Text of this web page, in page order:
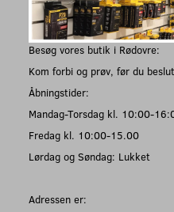
Besøg vores butik i Rødovre:
Kom forbi og prøv, før du
Åbningstider:
Mandag-Torsdag kl. 10:00-
Fredag kl. 10:00-15.00
Lørdag og Søndag: Lukket
Adressen er: